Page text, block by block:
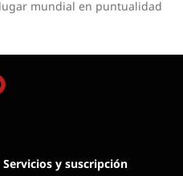
mundial en puntualidad
Servicios y suscripción